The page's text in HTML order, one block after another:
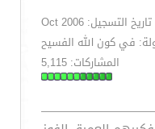
تاريخ التسجيل: Oct 2006
في كون الله الفسيح
المشاركات: 5,115